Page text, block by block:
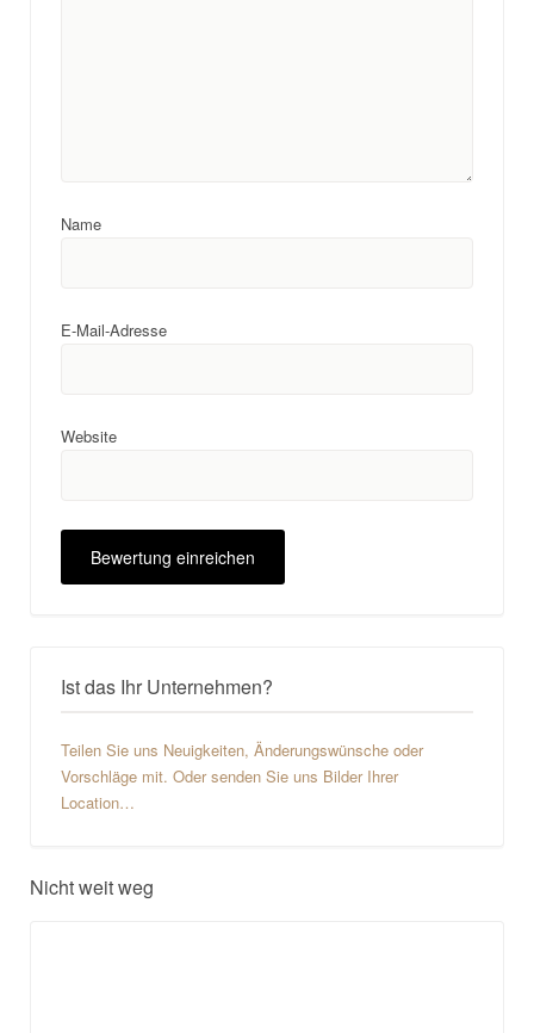
Name
E-Mail-Adresse
Website
Ist das Ihr Unternehmen?
Teilen Sie uns Neuigkeiten, Änderungswünsche oder
Vorschläge mit. Oder senden Sie uns Bilder Ihrer
Location…
Nicht weit weg